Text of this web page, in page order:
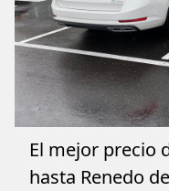
El mejor precio
hasta Renedo